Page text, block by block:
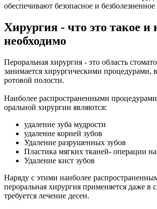
обеспечивают безопасное и безболезненное
Хирургия - что это такое и
необходимо
Пероральная хирургия - это область
занимается хирургическими
ротовой полости.
Наиболее распространенными
оральной хирургии являются:
удаление зуба мудрости
удаление корней зубов
Удаление разрушенных зубов
Пластика мягких тканей- операции на
Удаление кист зубов
Наряду с этими наиболее
пероральная хирургия применяется даже в
требуется лечение десен.